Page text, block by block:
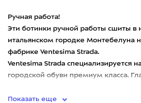
Ручная работа!
Эти ботинки ручной работы сшиты
итальянском городке Монтебелуна
фабрике Ventesima Strada.
Ventesima Strada специализируется
городской обуви премиум класса.
Показать еще